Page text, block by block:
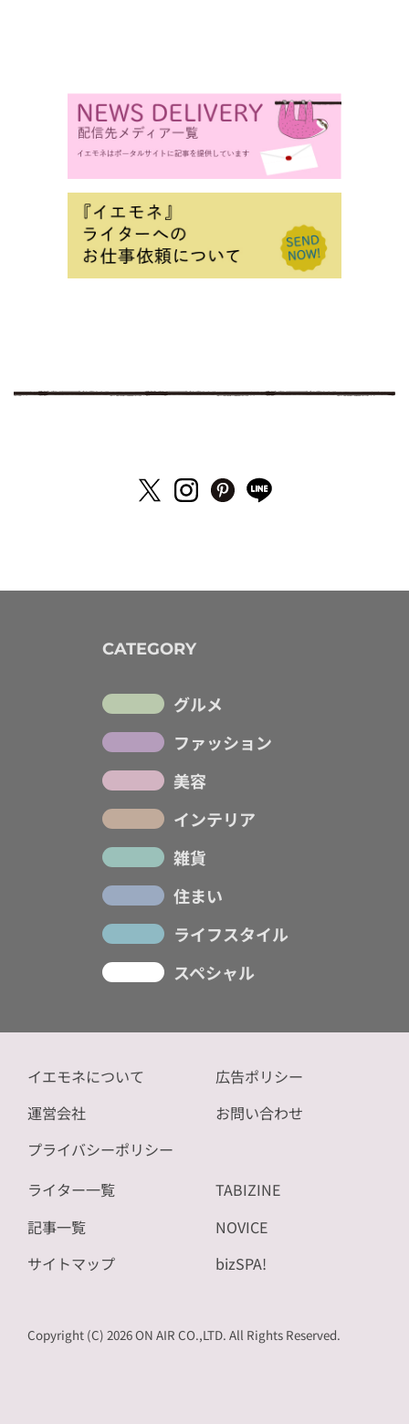
CATEGORY
グルメ
ファッション
美容
インテリア
雑貨
住まい
ライフスタイル
スペシャル
イエモネについて
運営会社
プライバシーポリシー
広告ポリシー
お問い合わせ
ライター一覧
記事一覧
サイトマップ
TABIZINE
NOVICE
bizSPA!
Copyright (C) 2026 ON AIR CO.,LTD. All Rights Reserved.